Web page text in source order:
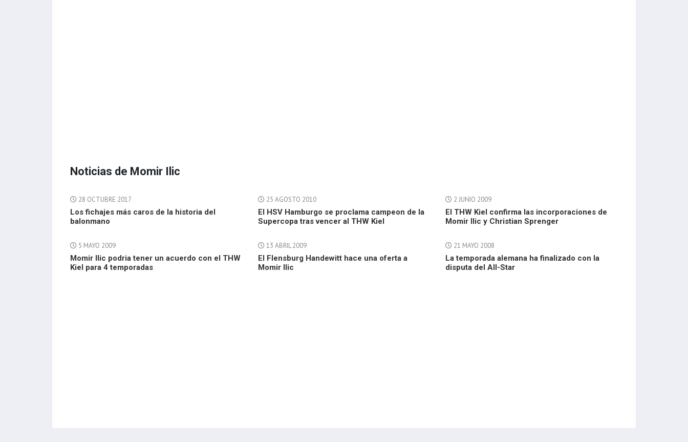
Noticias de Momir Ilic
28 OCTUBRE 2017
Los fichajes más caros de la historia del
balonmano
25 AGOSTO 2010
El HSV Hamburgo se proclama campeon de la
Supercopa tras vencer al THW Kiel
2 JUNIO 2009
El THW Kiel confirma las incorporaciones de
Momir Ilic y Christian Sprenger
5 MAYO 2009
Momir Ilic podria tener un acuerdo con el THW
Kiel para 4 temporadas
13 ABRIL 2009
El Flensburg Handewitt hace una oferta a
Momir Ilic
21 MAYO 2008
La temporada alemana ha finalizado con la
disputa del All-Star